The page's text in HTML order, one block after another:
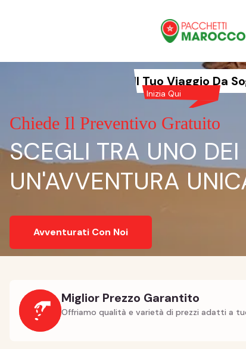
Il Tuo Viaggio Da
Inizia Qui
Chiede Il Preventivo Gratuito
SCEGLI TRA UNO
UN'AVVENTURA
Avventurati Con Noi
Miglior Prezzo Garantito
Offriamo qualità e varietà di prezzi adatti a